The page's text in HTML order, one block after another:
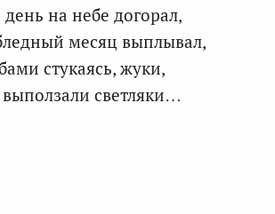
на небе догорал,
месяц выплывал,
стукаясь, жуки,
светляки…